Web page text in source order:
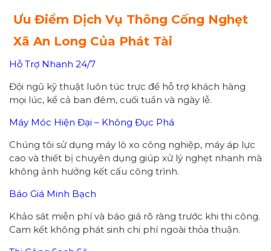
Ưu Điểm Dịch Vụ Thông Cống Nghẹt
Xã An Long Của Phát Tài
Hỗ Trợ Nhanh 24/7
Đội ngũ kỹ thuật luôn túc trực để hỗ trợ khách hàng
mọi lúc, kể cả ban đêm, cuối tuần và ngày lễ.
Máy Móc Hiện Đại – Không Đục Phá
Chúng tôi sử dụng máy lò xo công nghiệp, máy áp lực
cao và thiết bị chuyên dụng giúp xử lý nghẹt nhanh mà
không ảnh hưởng kết cấu công trình.
Báo Giá Minh Bạch
Khảo sát miễn phí và báo giá rõ ràng trước khi thi công.
Cam kết không phát sinh chi phí ngoài thỏa thuận.